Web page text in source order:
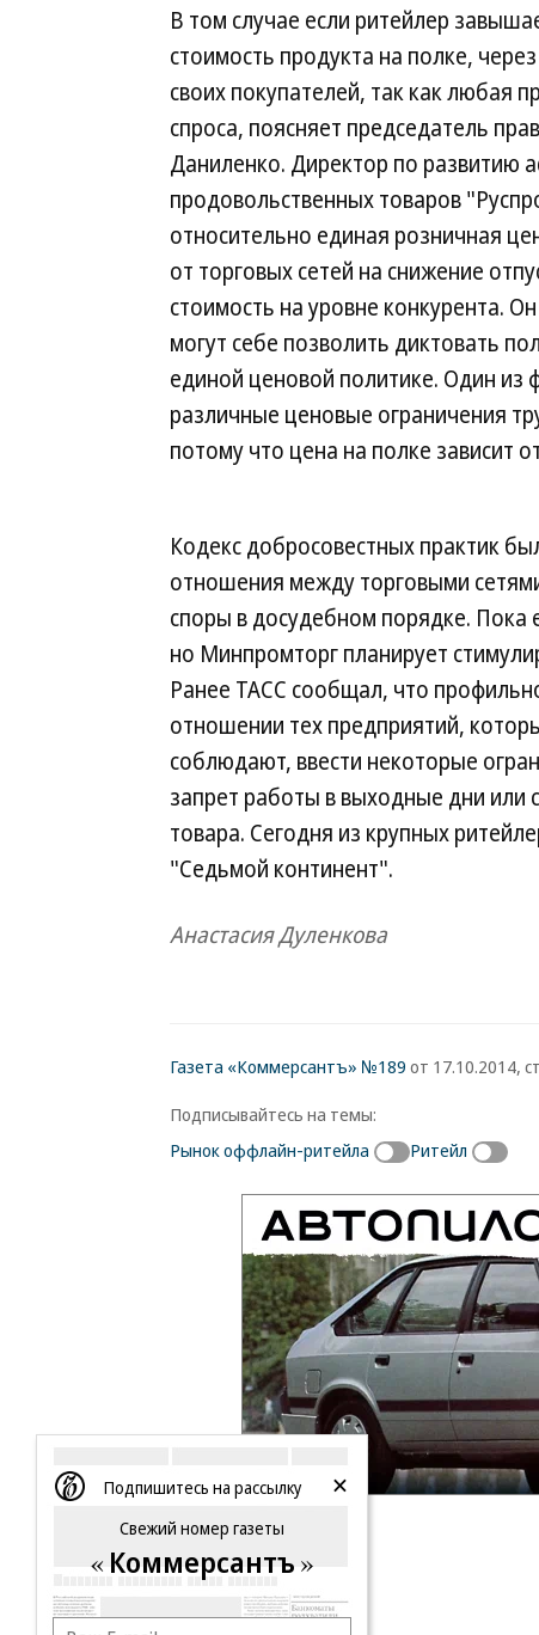
В том случае если ритейлер
стоимость продукта на полке,
своих покупателей, так как любая
спроса, поясняет председатель
Даниленко. Директор по развитию
продовольственных товаров
относительно единая розничная
от торговых сетей на снижение
стоимость на уровне конкурента.
могут себе позволить диктовать
единой ценовой политике. Один из
различные ценовые ограничения
потому что цена на полке зависит
Кодекс добросовестных практик
отношения между торговыми
споры в досудебном порядке. Пока
но Минпромторг планирует
Ранее ТАСС сообщал, что
отношении тех предприятий,
соблюдают, ввести некоторые
запрет работы в выходные дни или
товара. Сегодня из крупных
"Седьмой континент".
Анастасия Дуленкова
Газета «Коммерсантъ» №189 от 17.10.2014,
Подписывайтесь на темы:
Рынок оффлайн-ритейла
Ритейл
Подпишитесь на рассылку
Свежий номер газеты
Коммерсантъ